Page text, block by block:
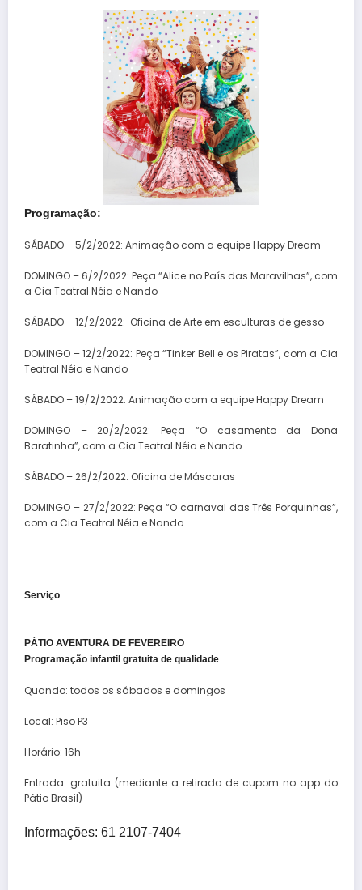
Programação:
SÁBADO – 5/2/2022: Animação com a equipe Happy Dream
DOMINGO – 6/2/2022: Peça “Alice no País das Maravilhas”, com
a Cia Teatral Néia e Nando
SÁBADO – 12/2/2022: Oficina de Arte em esculturas de gesso
DOMINGO – 12/2/2022: Peça “Tinker Bell e os Piratas”, com a Cia
Teatral Néia e Nando
SÁBADO – 19/2/2022: Animação com a equipe Happy Dream
DOMINGO – 20/2/2022: Peça “O casamento da Dona
Baratinha”, com a Cia Teatral Néia e Nando
SÁBADO – 26/2/2022: Oficina de Máscaras
DOMINGO – 27/2/2022: Peça “O carnaval das Três Porquinhas”,
com a Cia Teatral Néia e Nando
Serviço
PÁTIO AVENTURA DE FEVEREIRO
Programação infantil gratuita de qualidade
Quando: todos os sábados e domingos
Local: Piso P3
Horário: 16h
Entrada: gratuita (mediante a retirada de cupom no app do
Pátio Brasil)
Informações: 61 2107-7404